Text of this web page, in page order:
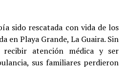
sido rescatada con vida de los
en Playa Grande, La Guaira. Sin
recibir atención médica y ser
sus familiares perdieron